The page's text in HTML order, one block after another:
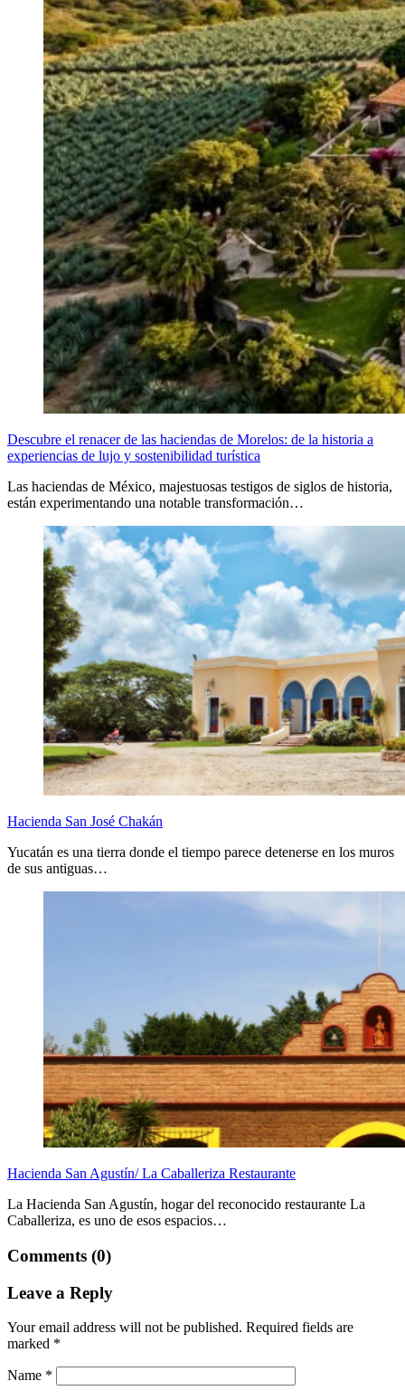
Descubre el renacer de las haciendas de Morelos: de la historia a
experiencias de lujo y sostenibilidad turística
Las haciendas de México, majestuosas testigos de siglos de historia,
están experimentando una notable transformación…
Hacienda San José Chakán
Yucatán es una tierra donde el tiempo parece detenerse en los muros
de sus antiguas…
Hacienda San Agustín/ La Caballeriza Restaurante
La Hacienda San Agustín, hogar del reconocido restaurante La
Caballeriza, es uno de esos espacios…
Comments (0)
Leave a Reply
Your email address will not be published. Required fields are
marked *
Name *